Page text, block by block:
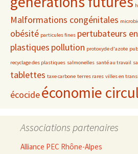
Malformations congénitales
obésité particules fines pertubateurs
plastiques pollution protoxyde d'azote
recyclage des plastiques salmonelles santé au travail
tablettes taxe carbone terres rares villes en
écocideéconomie
Associations partenaires
Alliance PEC Rhône-Alpes